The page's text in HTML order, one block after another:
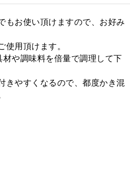
もお使い頂けますので、お好み
使用頂けます。
や調味料を倍量で調理して下
きやすくなるので、都度かき混